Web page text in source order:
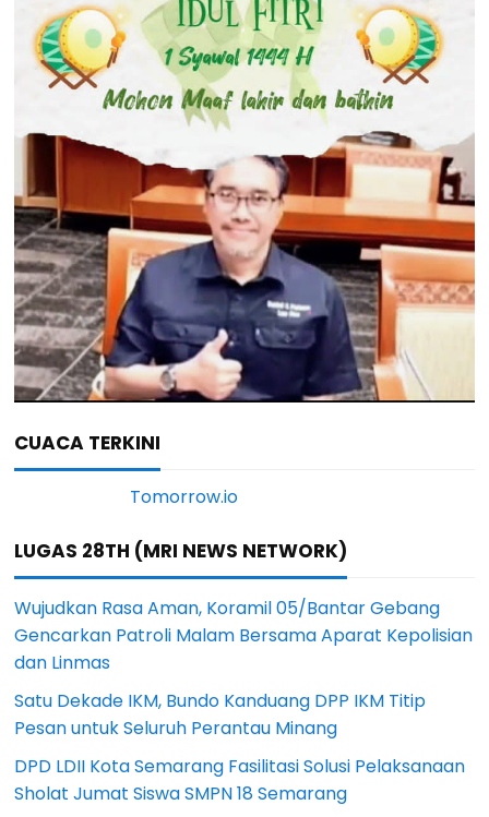
CUACA TERKINI
LUGAS 28TH (MRI NEWS NETWORK)
Wujudkan Rasa Aman, Koramil 05/Bantar Gebang
Gencarkan Patroli Malam Bersama Aparat Kepolisian
dan Linmas
Satu Dekade IKM, Bundo Kanduang DPP IKM Titip
Pesan untuk Seluruh Perantau Minang
DPD LDII Kota Semarang Fasilitasi Solusi Pelaksanaan
Sholat Jumat Siswa SMPN 18 Semarang